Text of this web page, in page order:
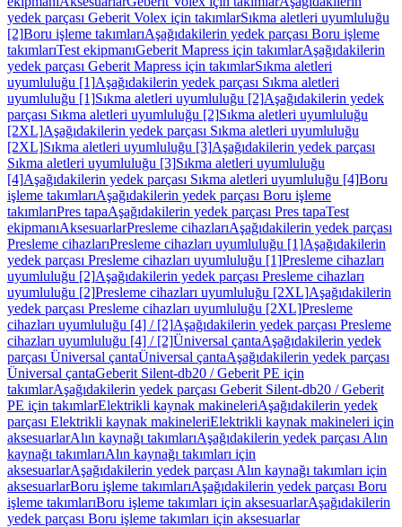
yedek parçası Geberit Volex için takımlarSıkma aletleri uyumluluğu
[2]Boru işleme takımlarıAşağıdakilerin yedek parçası Boru işleme
takımlarıTest ekipmanıGeberit Mapress için takımlarAşağıdakilerin
yedek parçası Geberit Mapress için takımlarSıkma aletleri
uyumluluğu [1]Aşağıdakilerin yedek parçası Sıkma aletleri
uyumluluğu [1]Sıkma aletleri uyumluluğu [2]Aşağıdakilerin yedek
parçası Sıkma aletleri uyumluluğu [2]Sıkma aletleri uyumluluğu
[2XL]Aşağıdakilerin yedek parçası Sıkma aletleri uyumluluğu
[2XL]Sıkma aletleri uyumluluğu [3]Aşağıdakilerin yedek parçası
Sıkma aletleri uyumluluğu [3]Sıkma aletleri uyumluluğu
[4]Aşağıdakilerin yedek parçası Sıkma aletleri uyumluluğu [4]Boru
işleme takımlarıAşağıdakilerin yedek parçası Boru işleme
takımlarıPres tapaAşağıdakilerin yedek parçası Pres tapaTest
ekipmanıAksesuarlarPresleme cihazlarıAşağıdakilerin yedek parçası
Presleme cihazlarıPresleme cihazları uyumluluğu [1]Aşağıdakilerin
yedek parçası Presleme cihazları uyumluluğu [1]Presleme cihazları
uyumluluğu [2]Aşağıdakilerin yedek parçası Presleme cihazları
uyumluluğu [2]Presleme cihazları uyumluluğu [2XL]Aşağıdakilerin
yedek parçası Presleme cihazları uyumluluğu [2XL]Presleme
cihazları uyumluluğu [4] / [2]Aşağıdakilerin yedek parçası Presleme
cihazları uyumluluğu [4] / [2]Üniversal çantaAşağıdakilerin yedek
parçası Üniversal çantaÜniversal çantaAşağıdakilerin yedek parçası
Üniversal çantaGeberit Silent-db20 / Geberit PE için
takımlarAşağıdakilerin yedek parçası Geberit Silent-db20 / Geberit
PE için takımlarElektrikli kaynak makineleriAşağıdakilerin yedek
parçası Elektrikli kaynak makineleriElektrikli kaynak makineleri için
aksesuarlarAlın kaynağı takımlarıAşağıdakilerin yedek parçası Alın
kaynağı takımlarıAlın kaynağı takımları için
aksesuarlarAşağıdakilerin yedek parçası Alın kaynağı takımları için
aksesuarlarBoru işleme takımlarıAşağıdakilerin yedek parçası Boru
işleme takımlarıBoru işleme takımları için aksesuarlarAşağıdakilerin
yedek parçası Boru işleme takımları için aksesuarlar